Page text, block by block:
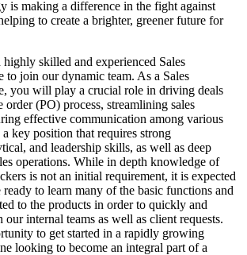
is making a difference in the fight against
to create a brighter, greener future for
skilled and experienced Sales
to join our dynamic team. As a Sales
you will play a crucial role in driving deals
order (PO) process, streamlining sales
effective communication among various
key position that requires strong
and leadership skills, as well as deep
operations. While in depth knowledge of
is not an initial requirement, it is expected
ready to learn many of the basic functions and
to the products in order to quickly and
internal teams as well as client requests.
to get started in a rapidly growing
looking to become an integral part of a